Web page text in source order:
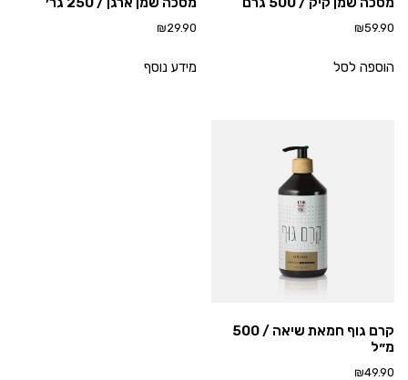
₪59.90
הוספה לסל
₪29.90
מידע נוסף
קרם גוף חמאת שיאה / 500
מ״ל
₪49.90